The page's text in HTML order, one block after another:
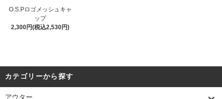
O.S.Pロゴメッシュキャ
ップ
2,300円(税込2,530円)
カテゴリーから探す
アウター